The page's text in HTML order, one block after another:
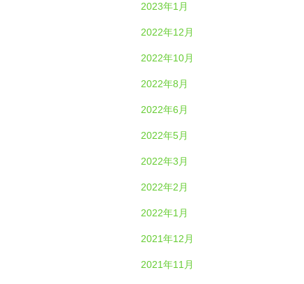
2023年1月
2022年12月
2022年10月
2022年8月
2022年6月
2022年5月
2022年3月
2022年2月
2022年1月
2021年12月
2021年11月